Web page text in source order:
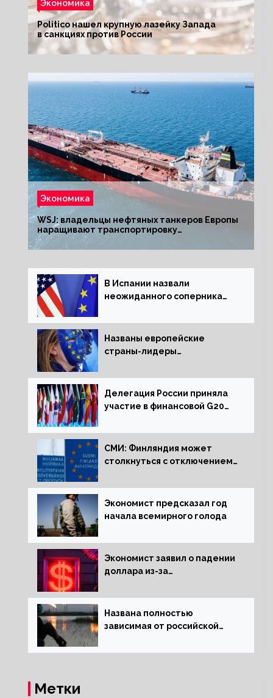
Экономика
Politico нашел крупную лазейку Запада
в санкциях против России
Экономика
WSJ: владельцы нефтяных танкеров Европы
наращивают транспортировку
из РФ до санкций
В Испании назвали
неожиданного соперника
Названы европейские
страны-лидеры
активов
Делегация России приняла
участие в финансовой G20
СМИ: Финляндия может
столкнуться с отключением
Экономист предсказал год
начала всемирного голода
Экономист заявил о падении
доллара из-за
Названа полностью
зависимая от российской
Метки